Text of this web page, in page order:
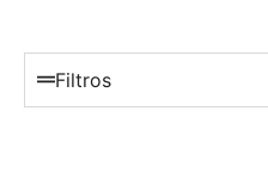
Filtros